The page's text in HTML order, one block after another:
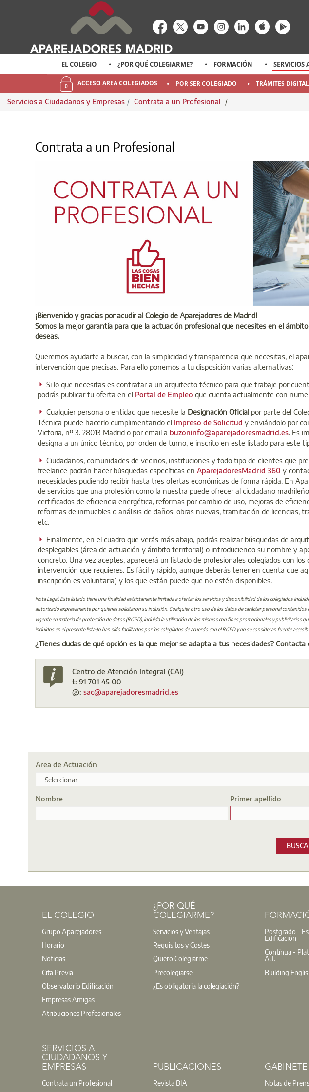
enlace-rrssenlace-rrssenlace-rrssenlace-rrssenlace-rrssenlace-rrss
EL COLEGIO ¿POR QUÉ COLEGIARME? FORMACIÓN SERVICIOS
ACCESO AREA COLEGIADOS POR SER COLEGIADO TRÁMITES
Servicios a Ciudadanos y Empresas Contrata a un Profesional /
Contrata a un Profesional
¡Bienvenido y gracias por acudir al Colegio de Aparejadores de Madrid!
Somos la mejor garantía para que la actuación profesional que necesites en el
deseas.
Queremos ayudarte a buscar, con la simplicidad y transparencia que necesitas, el
intervención que precisas. Para ello ponemos a tu disposición varias alternativas:
Si lo que necesitas es contratar a un arquitecto técnico para que trabaje por
podrás publicar tu oferta en el Portal de Empleo que cuenta actualmente con
Cualquier persona o entidad que necesite la Designación Oficialpor parte del
Técnica puede hacerlo cumplimentando el Impreso de Solicitud y enviándolo por
Victoria, nº 3. 28013 Madrid o por email a buzoninfo@aparejadoresmadrid.es. Es
designa a un único técnico, por orden de turno, e inscrito en este listado para este
Ciudadanos, comunidades de vecinos, instituciones y todo tipo de clientes que
freelance podrán hacer búsquedas específicas en AparejadoresMadrid 360 y
necesidades pudiendo recibir hasta tres ofertas económicas de forma rápida. En
de servicios que una profesión como la nuestra puede ofrecer al ciudadano
certificados de eficiencia energética, reformas por cambio de uso, mejoras de
reformas de inmuebles o análisis de daños, obras nuevas, tramitación de licencias,
etc.
Finalmente, en el cuadro que verás más abajo, podrás realizar búsquedas de
desplegables (área de actuación y ámbito territorial) o introduciendo su nombre y
concreto. Una vez aceptes, aparecerá un listado de profesionales colegiados con
intervención que requieres. Es fácil y rápido, aunque deberás tener en cuenta que
inscripción es voluntaria) y los que están puede que no estén disponibles.
Nota Legal: Este listado tiene una finalidad estrictamente limitada a ofertar los servicios y disponibilidad de los colegiados
autorizado expresamente por quienes solicitaron su inclusión. Cualquier otro uso de los datos de carácter personal
vigente en materia de protección de datos (RGPD), incluida la utilización de los mismos con fines promocionales y publicitarios
incluidos en el presente listado han sido facilitados por los colegiados de acuerdo con el RGPD y no se consideran fuente
¿Tienes dudas de qué opción es la que mejor se adapta a tus necesidades?
Centro de Atención Integral (CAI)
t: 91 701 45 00
@: sac@aparejadoresmadrid.es
Área de Actuación
Nombre Primer apellido
EL COLEGIO
Grupo Aparejadores
Horario
Noticias
Cita Previa
Observatorio Edificación
Empresas Amigas
Atribuciones Profesionales
¿POR QUÉ
COLEGIARME?
Servicios y Ventajas
Requisitos y Costes
Quiero Colegiarme
Precolegiarse
¿Es obligatoria la colegiación?
Postgrado -
Edificación
Contínua -
A.T.
Building
SERVICIOS A
CIUDADANOS Y
EMPRESAS
Contrata un Profesional
PUBLICACIONES
Revista BIA
Notas de